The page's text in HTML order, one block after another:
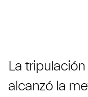
La
alcanzó la